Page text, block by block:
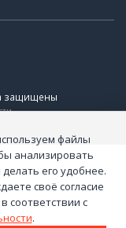
защищены
файлы
анализировать
его удобнее.
своё согласие
соответствии с
.